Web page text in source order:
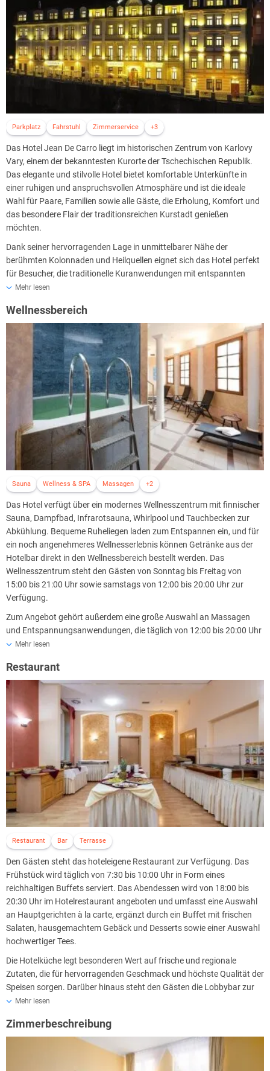
Parkplatz Fahrstuhl Zimmerservice +3
Das Hotel Jean De Carro liegt im historischen Zentrum von Karlovy
Vary, einem der bekanntesten Kurorte der Tschechischen Republik.
Das elegante und stilvolle Hotel bietet komfortable Unterkünfte in
einer ruhigen und anspruchsvollen Atmosphäre und ist die ideale
Wahl für Paare, Familien sowie alle Gäste, die Erholung, Komfort und
das besondere Flair der traditionsreichen Kurstadt genießen
möchten.
Dank seiner hervorragenden Lage in unmittelbarer Nähe der
berühmten Kolonnaden und Heilquellen eignet sich das Hotel perfekt
für Besucher, die traditionelle Kuranwendungen mit entspannten
Spaziergängen durch die malerischen Straßen von Karlovy Vary
verbindet klassischen Stil mit modernen Elementen und schafft eine
gemütliche und einladende Atmosphäre für einen erholsamen
Aufenthalt.
Ob romantischer Kurzurlaub zu zweit, Familienreise oder
entspannende Wellness-Auszeit – das Hotel Jean De Carro**** bietet
den idealen Rahmen für unvergessliche Tage im Herzen von Karlovy
Mehr lesen
Wellnessbereich
Sauna Wellness & SPA Massagen +2
Das Hotel verfügt über ein modernes Wellnesszentrum mit finnischer
Sauna, Dampfbad, Infrarotsauna, Whirlpool und Tauchbecken zur
Abkühlung. Bequeme Ruheliegen laden zum Entspannen ein, und für
ein noch angenehmeres Wellnesserlebnis können Getränke aus der
Hotelbar direkt in den Wellnessbereich bestellt werden. Das
Wellnesszentrum steht den Gästen von Sonntag bis Freitag von
15:00 bis 21:00 Uhr sowie samstags von 12:00 bis 20:00 Uhr zur
Verfügung.
Zum Angebot gehört außerdem eine große Auswahl an Massagen
und Entspannungsanwendungen, die täglich von 12:00 bis 20:00 Uhr
angeboten werden. Die Gäste können zwischen klassischen Teil- und
Fußreflexzonenmassagen mit Mineralfußbad, Lymphdrainagen sowie
der beliebten indischen Kopfmassage wählen. Ergänzt wird das
Angebot durch Paraffinpackungen für Hände und Füße sowie
ausgewählte kosmetische Behandlungen zur Pflege,
Feuchtigkeitsversorgung und Regeneration der Haut. Der
professionelle Service und die angenehme Atmosphäre schaffen
ideale Voraussetzungen für neue Energie und das Wohlbefinden von
Körper und Geist.
Mehr lesen
Restaurant
Restaurant Bar Terrasse
Den Gästen steht das hoteleigene Restaurant zur Verfügung. Das
Frühstück wird täglich von 7:30 bis 10:00 Uhr in Form eines
reichhaltigen Buffets serviert. Das Abendessen wird von 18:00 bis
20:30 Uhr im Hotelrestaurant angeboten und umfasst eine Auswahl
an Hauptgerichten à la carte, ergänzt durch ein Buffet mit frischen
Salaten, hausgemachtem Gebäck und Desserts sowie einer Auswahl
hochwertiger Tees.
Die Hotelküche legt besonderen Wert auf frische und regionale
Zutaten, die für hervorragenden Geschmack und höchste Qualität der
Speisen sorgen. Darüber hinaus steht den Gästen die Lobbybar zur
Verfügung, in der sie ausgezeichneten Kaffee, erfrischende Cocktails
Mehr lesen
Zimmerbeschreibung